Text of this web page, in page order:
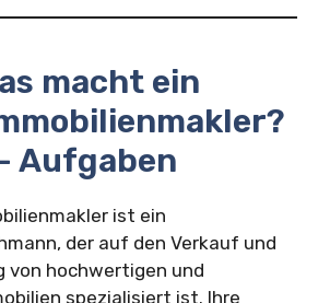
macht ein
Aufgaben
ist ein
der auf den Verkauf und
von hochwertigen und
spezialisiert ist. Ihre